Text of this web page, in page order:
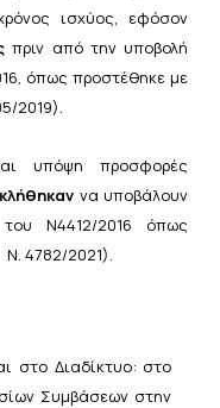
ισχύος, εφόσον
πριν από την υποβολή
, όπως προστέθηκε με
2019).
υπόψη προσφορές
να υποβάλουν
Ν4412/2016 όπως
Ν. 4782/2021).
στο Διαδίκτυο: στο
Συμβάσεων στην